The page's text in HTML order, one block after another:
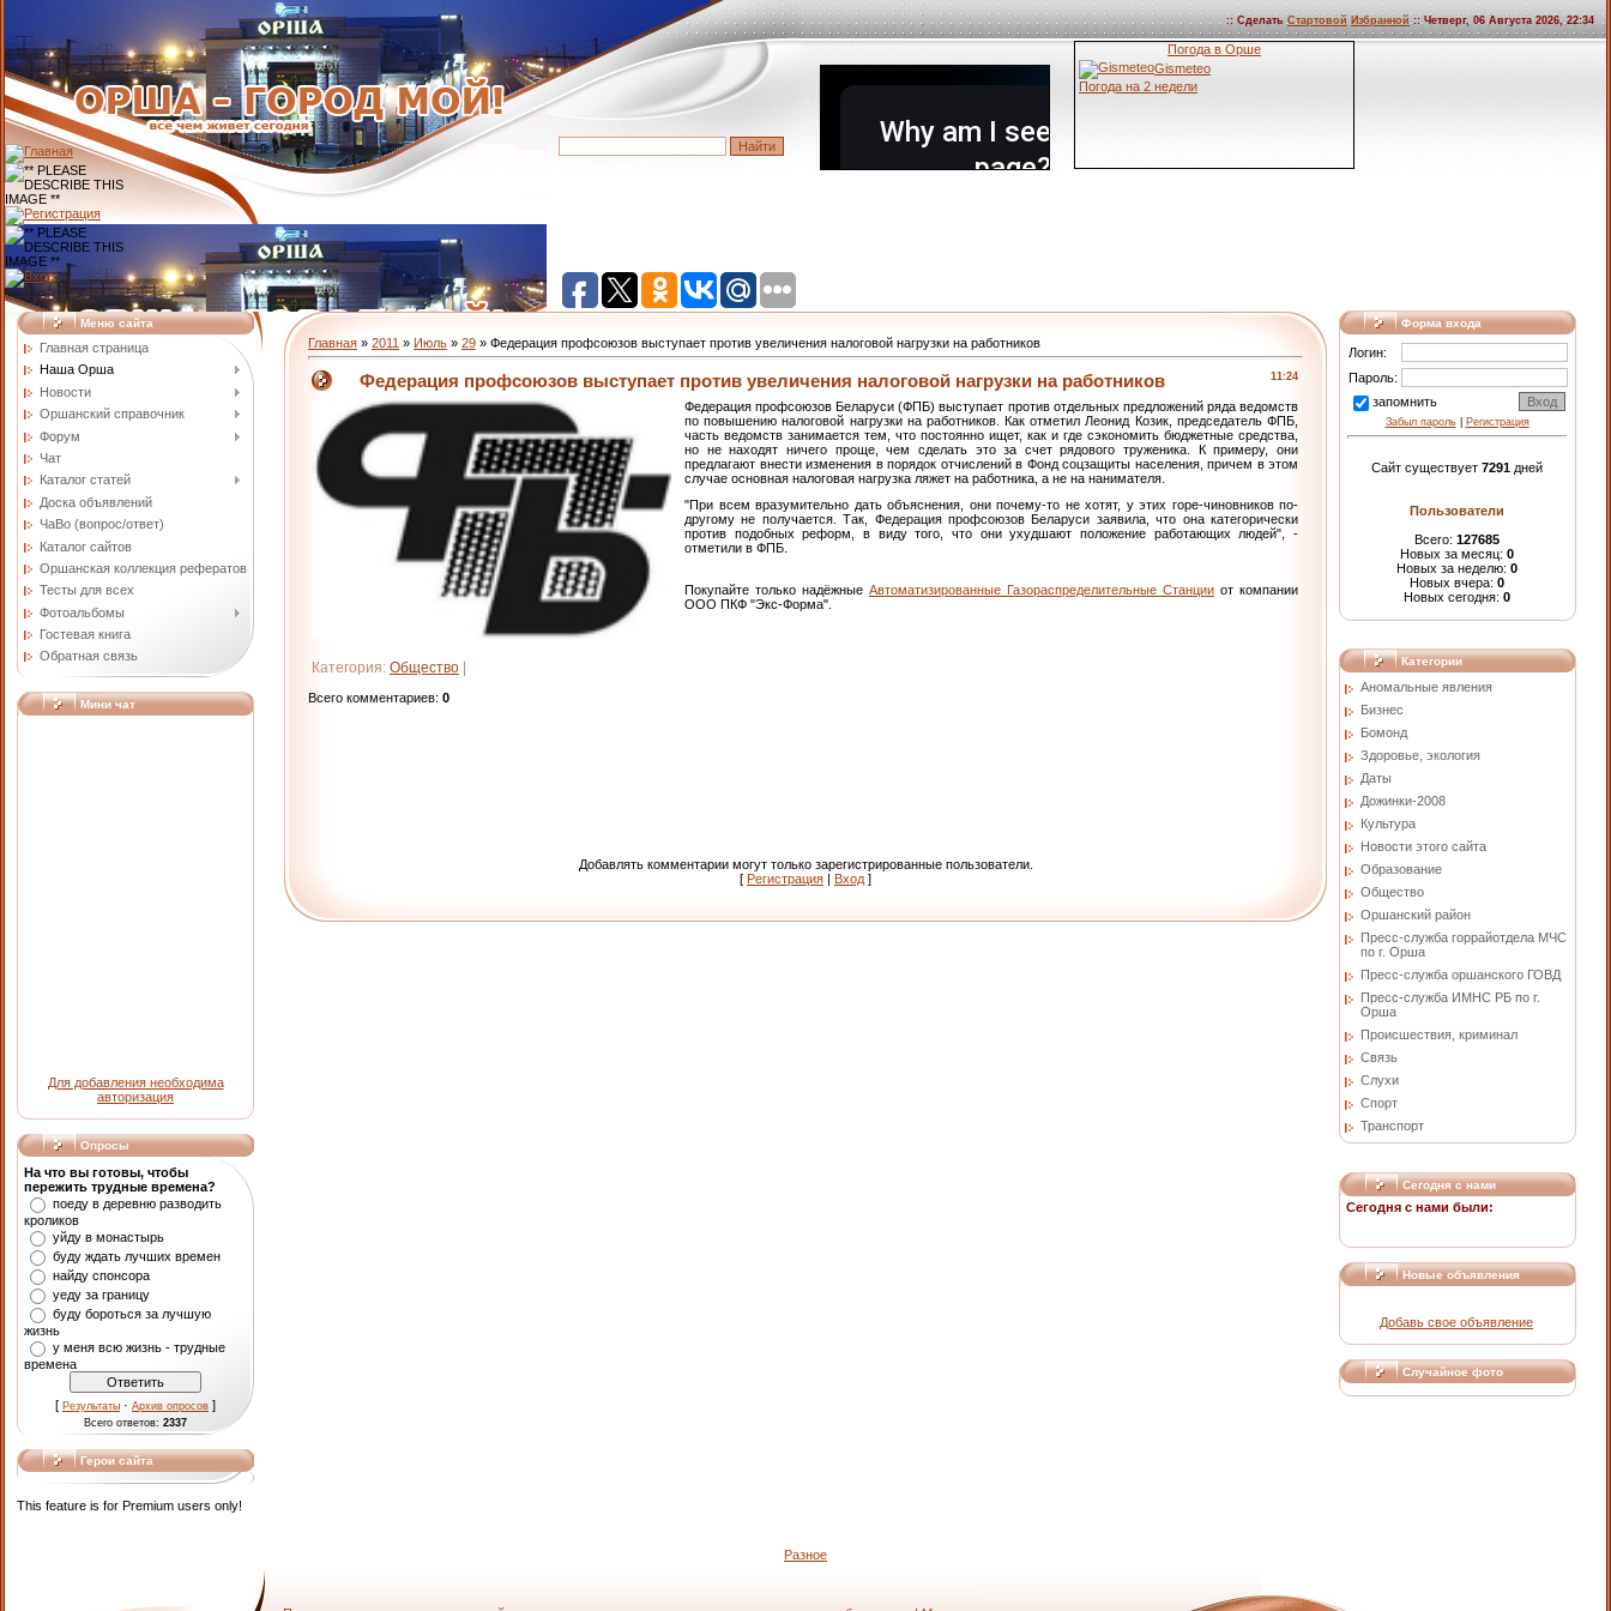
:: СделатьСтартовой Избранной :: Четверг, 06 Августа 2026, 22:34
Погода в Орше
Gismeteo
Погода на 2 недели
Меню сайта
Главная страница
Наша Орша
Новости
Оршанский справочник
Форум
Чат
Каталог статей
Доска объявлений
ЧаВо (вопрос/ответ)
Каталог сайтов
Оршанская коллекция рефератов
Тесты для всех
Фотоальбомы
Гостевая книга
Обратная связь
Мини чат
Для добавления необходима
авторизация
Опросы
На что вы готовы, чтобы
пережить трудные времена?
поеду в деревню разводить
кроликов
уйду в монастырь
буду ждать лучших времен
найду спонсора
уеду за границу
буду бороться за лучшую
жизнь
у меня всю жизнь - трудные
времена
[ Результаты · Архив опросов ]
Всего ответов: 2337
Герои сайта
This feature is for Premium users only!
Главная » 2011 » Июль » 29 » Федерация профсоюзов выступает против увеличения налоговой нагрузки на работников
11:24
Федерация профсоюзов выступает против увеличения налоговой нагрузки на работников
Федерация профсоюзов Беларуси (ФПБ) выступает против отдельных предложений ряда ведомств
по повышению налоговой нагрузки на работников. Как отметил Леонид Козик, председатель ФПБ,
часть ведомств занимается тем, что постоянно ищет, как и где сэкономить бюджетные средства,
но не находят ничего проще, чем сделать это за счет рядового труженика. К примеру, они
предлагают внести изменения в порядок отчислений в Фонд соцзащиты населения, причем в этом
случае основная налоговая нагрузка ляжет на работника, а не на нанимателя.
"При всем вразумительно дать объяснения, они почему-то не хотят, у этих горе-чиновников по-
другому не получается. Так, Федерация профсоюзов Беларуси заявила, что она категорически
против подобных реформ, в виду того, что они ухудшают положение работающих людей", -
отметили в ФПБ.
Покупайте только надёжные Автоматизированные Газораспределительные Станции от компании
ООО ПКФ "Экс-Форма".
Категория: Общество |
Всего комментариев: 0
Добавлять комментарии могут только зарегистрированные пользователи.
[ Регистрация | Вход ]
Форма входа
Логин:
Пароль:
запомнить
Забыл пароль| Регистрация
Сайт существует 7291 дней
Пользователи
Всего: 127685
Новых за месяц: 0
Новых за неделю: 0
Новых вчера: 0
Новых сегодня: 0
Категории
Аномальные явления
Бизнес
Бомонд
Здоровье, экология
Даты
Дожинки-2008
Культура
Новости этого сайта
Образование
Общество
Оршанский район
Пресс-служба горрайотдела МЧС
по г. Орша
Пресс-служба оршанского ГОВД
Пресс-служба ИМНС РБ по г.
Орша
Проиcшествия, криминал
Связь
Слухи
Спорт
Транспорт
Сегодня с нами
Сегодня с нами были:
Новые объявления
Добавь свое объявление
Случайное фото
Разное